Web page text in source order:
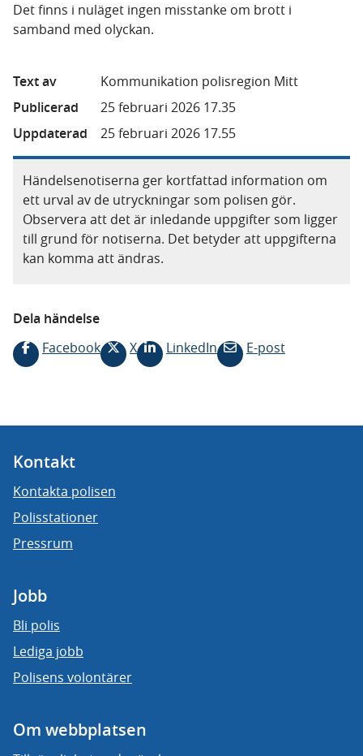
Det finns i nuläget ingen misstanke om brott i
samband med olyckan.
Text av
Kommunikation polisregion Mitt
Publicerad
25 februari 2026 17.35
Uppdaterad
25 februari 2026 17.55
Händelsenotiserna ger kortfattad information om
ett urval av de utryckningar som polisen gör.
Observera att det är inledande uppgifter som ligger
till grund för notiserna. Det betyder att uppgifterna
kan komma att ändras.
Dela händelse
Facebook
X LinkedIn E-post
Kontakt
Kontakta polisen
Polisstationer
Pressrum
Jobb
Bli polis
Lediga jobb
Polisens volontärer
Om webbplatsen